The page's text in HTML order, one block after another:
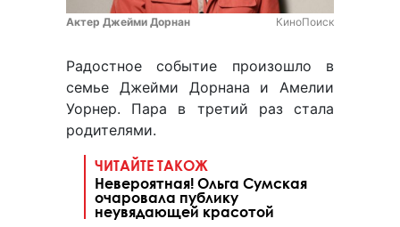
Актер Джейми Дорнан КиноПоиск
Радостное событие произошло в
семье Джейми Дорнана и Амелии
Уорнер. Пара в третий раз стала
родителями.
ЧИТАЙТЕ ТАКОЖ
Невероятная! Ольга Сумская
очаровала публику
неувядающей красотой